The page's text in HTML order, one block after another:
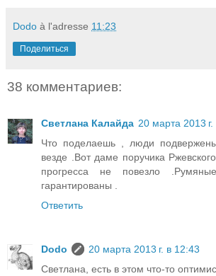
Dodo à l'adresse 11:23
Поделиться
38 комментариев:
Светлана Калайда 20 марта 2013
Что поделаешь , люди
везде .Вот даме поручика
прогресса не повезло
гарантированы .
Ответить
Dodo
20 марта 2013 г. в 12:43
Светлана, есть в этом что-то